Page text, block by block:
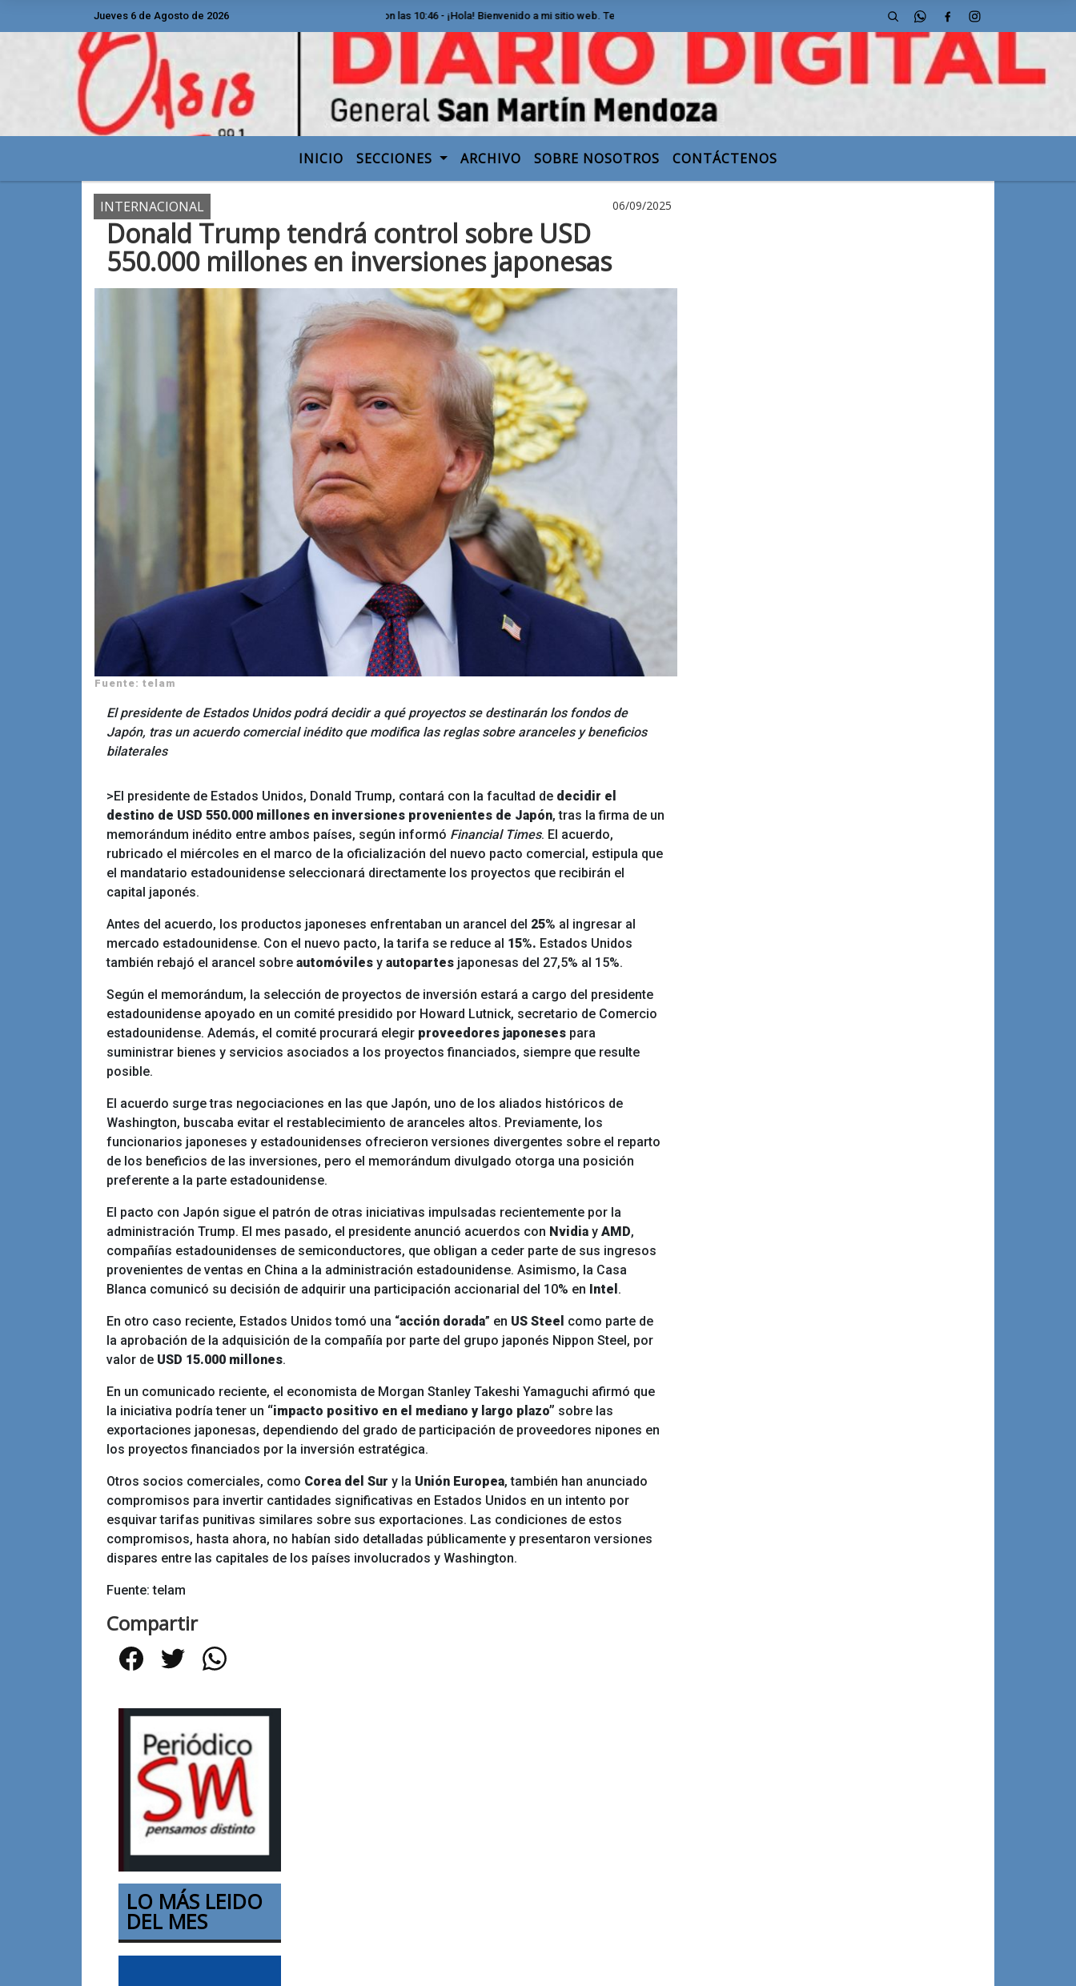
Jueves 6 de Agosto de 2026Hoy es Jueves 6 de Agosto de 2026 y son las 10:46 - ¡Hola! Bienvenido a mi sitio web. Te invito a recorrer las secciones.
INICIO SECCIONES ARCHIVO SOBRE NOSOTROS CONTÁCTENOS
INTERNACIONAL 06/09/2025
Donald Trump tendrá control sobre USD
550.000 millones en inversiones japonesas
Fuente: telam
El presidente de Estados Unidos podrá decidir a qué proyectos se destinarán los fondos de
Japón, tras un acuerdo comercial inédito que modifica las reglas sobre aranceles y beneficios
bilaterales
>El presidente de Estados Unidos, Donald Trump, contará con la facultad de decidir el
destino de USD 550.000 millones en inversiones provenientes de Japón, tras la firma de un
memorándum inédito entre ambos países, según informó Financial Times. El acuerdo,
rubricado el miércoles en el marco de la oficialización del nuevo pacto comercial, estipula que
el mandatario estadounidense seleccionará directamente los proyectos que recibirán el
capital japonés.
Antes del acuerdo, los productos japoneses enfrentaban un arancel del 25% al ingresar al
mercado estadounidense. Con el nuevo pacto, la tarifa se reduce al 15%. Estados Unidos
también rebajó el arancel sobre automóviles y autopartes japonesas del 27,5% al 15%.
Según el memorándum, la selección de proyectos de inversión estará a cargo del presidente
estadounidense apoyado en un comité presidido por Howard Lutnick, secretario de Comercio
estadounidense. Además, el comité procurará elegir proveedores japoneses para
suministrar bienes y servicios asociados a los proyectos financiados, siempre que resulte
posible.
El acuerdo surge tras negociaciones en las que Japón, uno de los aliados históricos de
Washington, buscaba evitar el restablecimiento de aranceles altos. Previamente, los
funcionarios japoneses y estadounidenses ofrecieron versiones divergentes sobre el reparto
de los beneficios de las inversiones, pero el memorándum divulgado otorga una posición
preferente a la parte estadounidense.
El pacto con Japón sigue el patrón de otras iniciativas impulsadas recientemente por la
administración Trump. El mes pasado, el presidente anunció acuerdos con Nvidia y AMD,
compañías estadounidenses de semiconductores, que obligan a ceder parte de sus ingresos
provenientes de ventas en China a la administración estadounidense. Asimismo, la Casa
Blanca comunicó su decisión de adquirir una participación accionarial del 10% en Intel .
En otro caso reciente, Estados Unidos tomó una “acción dorada” en US Steel como parte de
la aprobación de la adquisición de la compañía por parte del grupo japonés Nippon Steel, por
valor de USD 15.000 millones.
En un comunicado reciente, el economista de Morgan Stanley Takeshi Yamaguchi afirmó que
la iniciativa podría tener un “impacto positivo en el mediano y largo plazo” sobre las
exportaciones japonesas, dependiendo del grado de participación de proveedores nipones en
los proyectos financiados por la inversión estratégica.
Otros socios comerciales, como Corea del Sur y la Unión Europea, también han anunciado
compromisos para invertir cantidades significativas en Estados Unidos en un intento por
esquivar tarifas punitivas similares sobre sus exportaciones. Las condiciones de estos
compromisos, hasta ahora, no habían sido detalladas públicamente y presentaron versiones
dispares entre las capitales de los países involucrados y Washington.
Fuente: telam
Compartir
FacebookTwitterWhatsApp
LO MÁS LEIDO
DEL MES